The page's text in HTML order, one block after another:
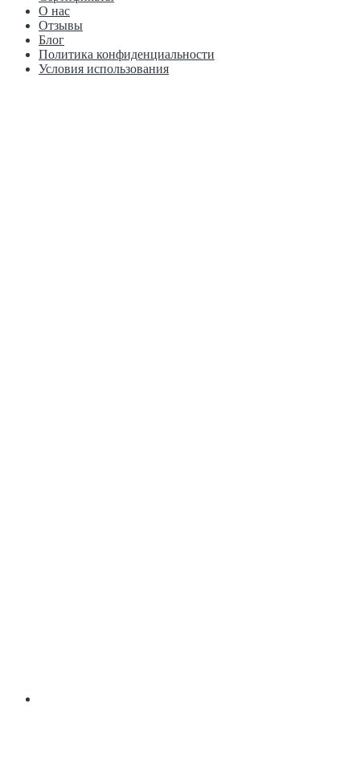
О нас
Отзывы
Блог
Политика конфиденциальности
Условия использования